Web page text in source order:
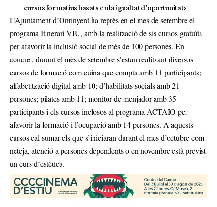
cursos formatius basats en la igualtat d’oportunitats
L’Ajuntament d’Ontinyent ha reprès en el mes de setembre el
programa Itinerari VIU, amb la realització de sis cursos gratuïts
per afavorir la inclusió social de més de 100 persones. En
concret, durant el mes de setembre s’estan realitzant diversos
cursos de formació com cuina que compta amb 11 participants;
alfabetització digital amb 10; d’habilitats socials amb 21
persones; pilates amb 11; monitor de menjador amb 35
participants i els cursos inclosos al programa ACTAIO per
afavorir la formació i l’ocupació amb 14 persones. A aquests
cursos cal sumar els que s’iniciaran durant el mes d’octubre com
neteja, atenció a persones dependents o en novembre està previst
un curs d’estètica.